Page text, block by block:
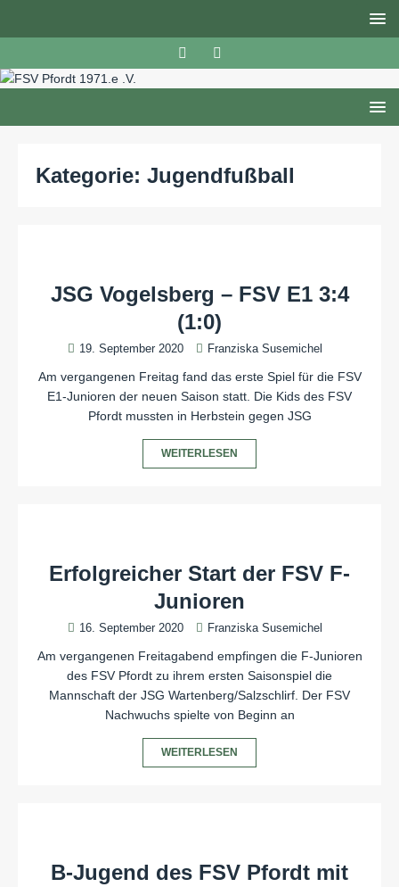
Kategorie: Jugendfußball
JSG Vogelsberg – FSV E1 3:4
(1:0)
19. September 2020 Franziska Susemichel
Am vergangenen Freitag fand das erste Spiel für die FSV
E1-Junioren der neuen Saison statt. Die Kids des FSV
Pfordt mussten in Herbstein gegen JSG
WEITERLESEN
Erfolgreicher Start der FSV F-
Junioren
16. September 2020 Franziska Susemichel
Am vergangenen Freitagabend empfingen die F-Junioren
des FSV Pfordt zu ihrem ersten Saisonspiel die
Mannschaft der JSG Wartenberg/Salzschlirf. Der FSV
Nachwuchs spielte von Beginn an
WEITERLESEN
B-Jugend des FSV Pfordt mit